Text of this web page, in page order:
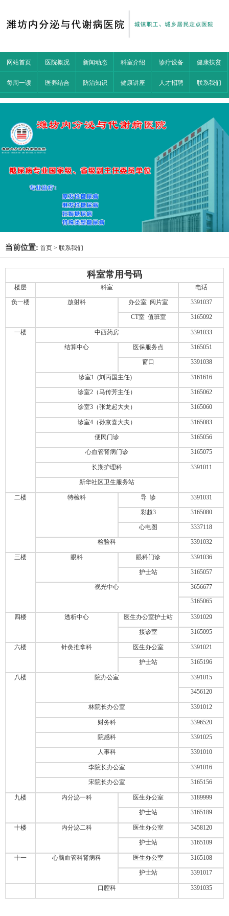
网站首页 医院概况 新闻动态 科室介绍 诊疗设备 健康扶贫
每周一读 医养结合 防治知识 健康讲座 人才招聘 联系我们
当前位置: 首页 > 联系我们
科室常用号码
楼层 科室 电话
负一楼 放射科 办公室 阅片室 3391037
CT室 值班室 3165092
一楼 中西药房 3391033
结算中心 医保服务点 3165051
窗口 3391038
诊室1 (刘丙国主任) 3161616
诊室2（马传芳主任） 3165062
诊室3（张龙起大夫） 3165060
诊室4（孙京喜大夫） 3165083
便民门诊 3165056
心血管肾病门诊 3165075
长期护理科 3391011
新华社区卫生服务站
二楼 特检科 导 诊 3391031
彩超3 3165080
心电图 3337118
检验科 3391032
三楼 眼科 眼科门诊 3391036
护士站 3165057
视光中心
3656677
3165065
四楼 透析中心 医生办公室护士站 3391029
接诊室 3165095
六楼 针灸推拿科 医生办公室 3391021
护士站 3165196
八楼 院办公室
3391015
3456120
林院长办公室 3391012
财务科 3396520
院感科 3391025
人事科 3391010
李院长办公室 3391016
宋院长办公室 3165156
九楼 内分泌一科 医生办公室 3189999
护士站 3165189
十楼 内分泌二科 医生办公室 3458120
护士站 3165109
十一 心脑血管科肾病科 医生办公室 3165108
护士站 3391017
口腔科 3391035